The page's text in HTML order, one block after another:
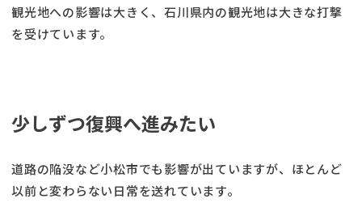
観光地への影響は大きく、石川県内の観光地は大きな打撃
を受けています。
少しずつ復興へ進みたい
道路の陥没など小松市でも影響が出ていますが、ほとんど
以前と変わらない日常を送れています。